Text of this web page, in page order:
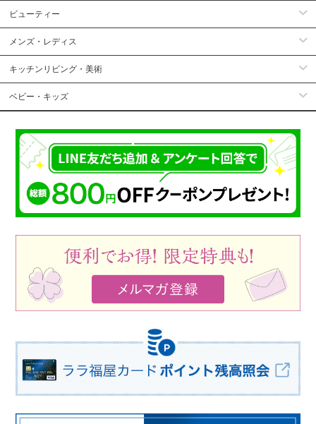
ビューティー
メンズ・レディス
キッチンリビング・美術
ベビー・キッズ